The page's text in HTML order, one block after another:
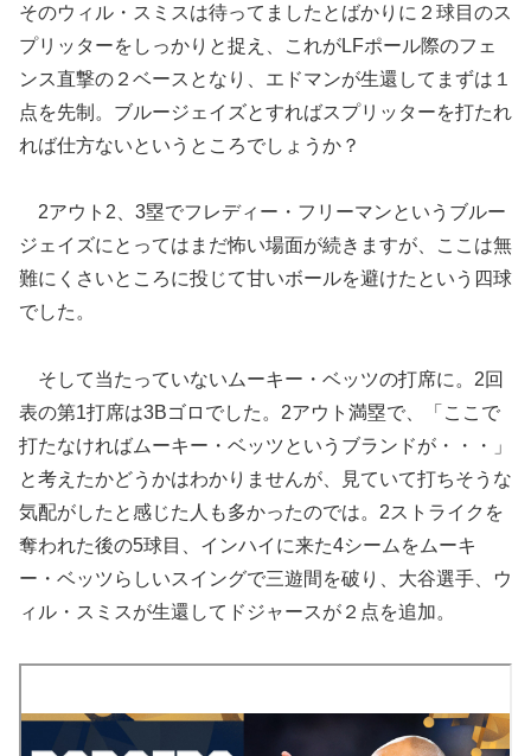
そのウィル・スミスは待ってましたとばかりに２球目のス
プリッターをしっかりと捉え、これがLFポール際のフェ
ンス直撃の２ベースとなり、エドマンが生還してまずは１
点を先制。ブルージェイズとすればスプリッターを打たれ
れば仕方ないというところでしょうか？
2アウト2、3塁でフレディー・フリーマンというブルー
ジェイズにとってはまだ怖い場面が続きますが、ここは無
難にくさいところに投じて甘いボールを避けたという四球
でした。
そして当たっていないムーキー・ベッツの打席に。2回
表の第1打席は3Bゴロでした。2アウト満塁で、「ここで
打たなければムーキー・ベッツというブランドが・・・」
と考えたかどうかはわかりませんが、見ていて打ちそうな
気配がしたと感じた人も多かったのでは。2ストライクを
奪われた後の5球目、インハイに来た4シームをムーキ
ー・ベッツらしいスイングで三遊間を破り、大谷選手、ウ
ィル・スミスが生還してドジャースが２点を追加。